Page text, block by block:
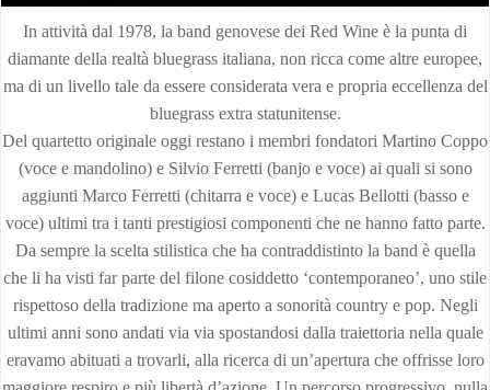
In attività dal 1978, la band genovese dei Red Wine è la punta di
diamante della realtà bluegrass italiana, non ricca come altre europee,
ma di un livello tale da essere considerata vera e propria eccellenza del
bluegrass extra statunitense.
Del quartetto originale oggi restano i membri fondatori Martino Coppo
(voce e mandolino) e Silvio Ferretti (banjo e voce) ai quali si sono
aggiunti Marco Ferretti (chitarra e voce) e Lucas Bellotti (basso e
voce) ultimi tra i tanti prestigiosi componenti che ne hanno fatto parte.
Da sempre la scelta stilistica che ha contraddistinto la band è quella
che li ha visti far parte del filone cosiddetto ‘contemporaneo’, uno stile
rispettoso della tradizione ma aperto a sonorità country e pop. Negli
ultimi anni sono andati via via spostandosi dalla traiettoria nella quale
eravamo abituati a trovarli, alla ricerca di un’apertura che offrisse loro